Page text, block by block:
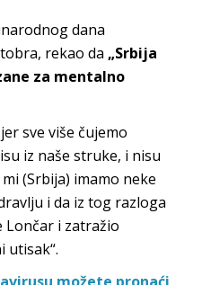
dana
rekao da „Srbija
za mentalno
sve više čujemo
iz naše struke, i nisu
(Srbija) imamo neke
i da iz tog razloga
Lončar i zatražio
utisak“.